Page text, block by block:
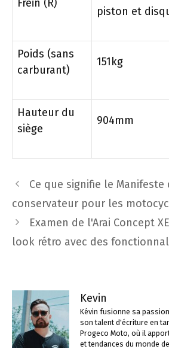
Frein (R)
piston et
Poids (sans
carburant)
151kg
Hauteur du
siège
904mm
Navigation
des
Ce que signifie le Manifeste
conservateur pour les
Examen de l'Arai Concept
look rétro avec des
Kevin
Kévin fusionne sa
son talent d'écriture en
Progeco Moto, où il
et tendances du monde